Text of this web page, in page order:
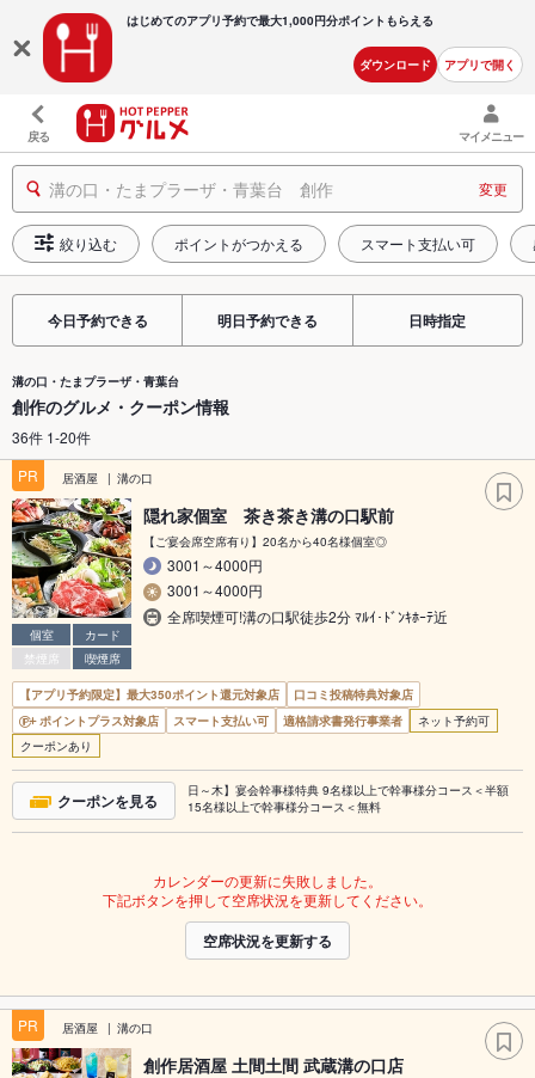
はじめてのアプリ予約で最大1,000円分ポイントもらえる
ダウンロード アプリで開く
戻る マイメニュー
溝の口・たまプラーザ・青葉台 創作 変更
絞り込む ポイントがつかえる スマート支払い可
今日予約できる 明日予約できる 日時指定
溝の口・たまプラーザ・青葉台
創作のグルメ・クーポン情報
36件 1-20件
PR
居酒屋 溝の口
個室
カード
禁煙席
喫煙席
隠れ家個室 茶き茶き溝の口駅前
【ご宴会席空席有り】20名から40名様個室◎
3001～4000円
3001～4000円
全席喫煙可!溝の口駅徒歩2分 ﾏﾙｲ･ﾄﾞﾝｷﾎｰﾃ近
【アプリ予約限定】最大350ポイント還元対象店
口コミ投稿特典対象店
ポイントプラス対象店
スマート支払い可 適格請求書発行事業者
ネット予約可
クーポンあり
クーポンを見る
日～木】宴会幹事様特典 9名様以上で幹事様分コース＜半額
15名様以上で幹事様分コース＜無料
カレンダーの更新に失敗しました。
下記ボタンを押して空席状況を更新してください。
空席状況を更新する
PR 居酒屋 溝の口
創作居酒屋 土間土間 武蔵溝の口店